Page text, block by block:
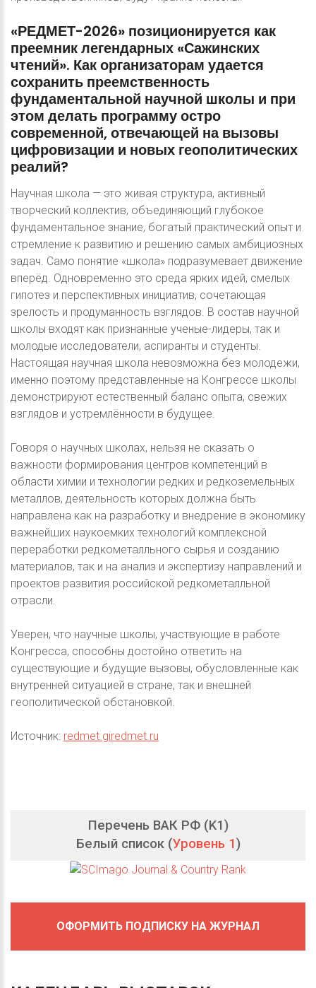
«РЕДМЕТ-2026» позиционируется как
преемниклегендарных «Сажинских
чтений». Какорганизаторам удается
сохранить преемственность
фундаментальной научной школы и при
этом делать программуостро
современной,отвечающей на вызовы
цифровизации и новых геополитических
реалий?
Научная школа — это живая структура, активный
творческий коллектив, объединяющий глубокое
фундаментальное знание, богатый практический опыт и
стремление к развитию и решению самых амбициозных
задач. Само понятие «школа» подразумевает движение
вперёд. Одновременно это среда ярких идей, смелых
гипотез и перспективных инициатив, сочетающая
зрелость и продуманность взглядов. В состав научной
школы входят как признанные ученые-лидеры, так и
молодые исследователи, аспиранты и студенты.
Настоящая научная школа невозможна без молодежи,
именно поэтому представленные на Конгрессе школы
демонстрируют естественный баланс опыта, свежих
взглядов и устремлённости в будущее.
Говоря о научных школах, нельзя не сказать о
важности формирования центров компетенций в
области химии и технологии редких и редкоземельных
металлов, деятельность которых должна быть
направлена как на разработку и внедрение в экономику
важнейших наукоемких технологий комплексной
переработки редкометалльного сырья и созданию
материалов, так и на анализ и экспертизу направлений и
проектов развития российской редкометалльной
отрасли.
Уверен, что научные школы, участвующие в работе
Конгресса, способны достойно ответить на
существующие и будущие вызовы, обусловленные как
внутренней ситуацией в стране, так и внешней
геополитической обстановкой.
Источник: redmet.giredmet.ru
Перечень ВАК РФ (K1)
Белый список (Уровень 1)
ОФОРМИТЬ ПОДПИСКУ НА ЖУРНАЛ